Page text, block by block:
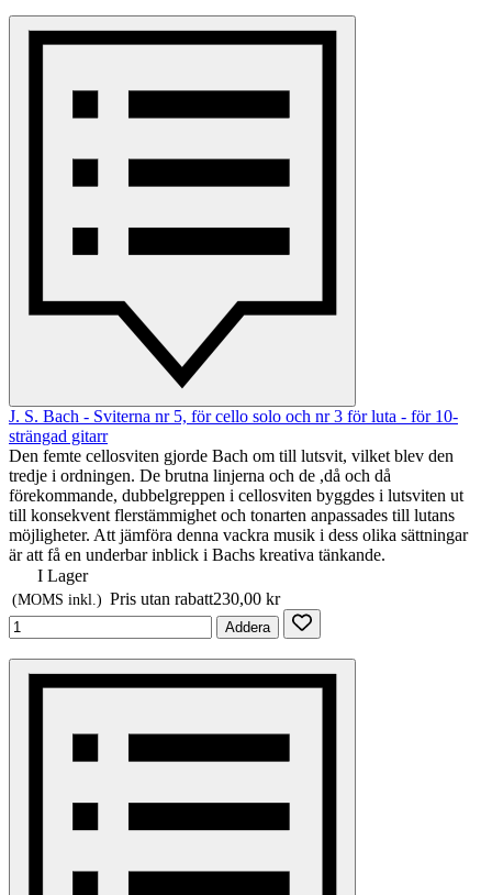
J. S. Bach - Sviterna nr 5, för cello solo och nr 3 för luta - för 10-
strängad gitarr
Den femte cellosviten gjorde Bach om till lutsvit, vilket blev den
tredje i ordningen. De brutna linjerna och de ,då och då
förekommande, dubbelgreppen i cellosviten byggdes i lutsviten ut
till konsekvent flerstämmighet och tonarten anpassades till lutans
möjligheter. Att jämföra denna vackra musik i dess olika sättningar
är att få en underbar inblick i Bachs kreativa tänkande.
I Lager
(MOMS inkl.) Pris utan rabatt230,00 kr
Addera